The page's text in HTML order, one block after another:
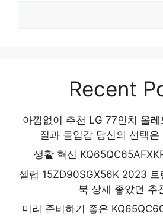
Recent
아낌없이 추천 LG 77인치 올
질과 몰입감 당신의 선택은
생활 혁신
셀럽 15ZD90SGX56K 2023 트
북 상세 좋았던 추
미리 준비하기 좋은